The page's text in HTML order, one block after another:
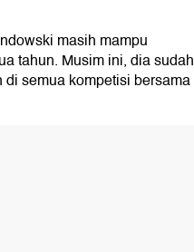
masih mampu
tahun. Musim ini, dia sudah
semua kompetisi bersama